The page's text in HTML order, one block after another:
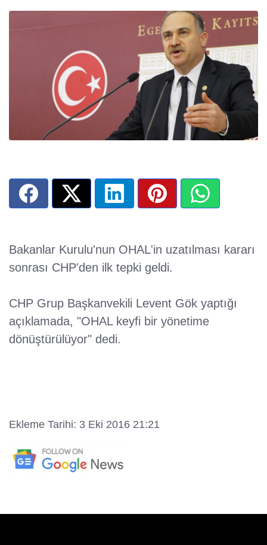
Bakanlar Kurulu'nun OHAL'in uzatılması kararı
sonrası CHP'den ilk tepki geldi.
CHP Grup Başkanvekili Levent Gök yaptığı
açıklamada, "OHAL keyfi bir yönetime
dönüştürülüyor" dedi.
Ekleme Tarihi: 3 Eki 2016 21:21